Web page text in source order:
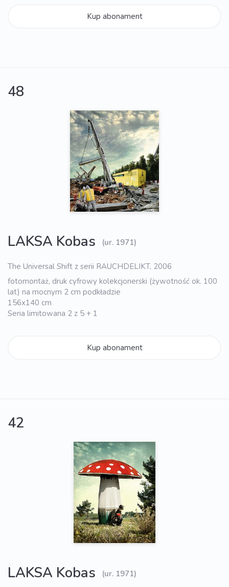
Kup abonament
48
LAKSA Kobas (ur. 1971)
The Universal Shift z serii RAUCHDELIKT, 2006
fotomontaż, druk cyfrowy kolekcjonerski (żywotność ok. 100
lat) na mocnym 2 cm podkładzie
156x140 cm
Seria limitowana 2 z 5 + 1
Kup abonament
42
LAKSA Kobas (ur. 1971)